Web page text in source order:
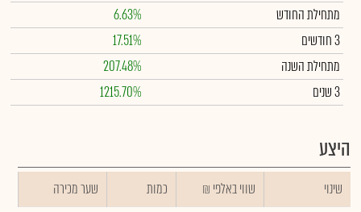
מתחילת החודש
6.63%
3 חודשים
17.51%
מתחילת השנה
207.48%
3 שנים
1215.70%
היצע
שינוי ₪ שווי באלפי כמות
שער מכירה